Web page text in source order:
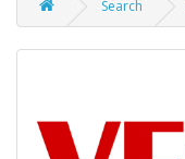
Search